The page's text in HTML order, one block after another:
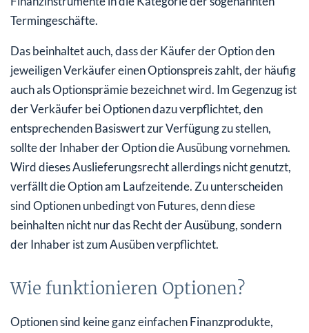
Termingeschäfte.
Das beinhaltet auch, dass der Käufer der Option den
jeweiligen Verkäufer einen Optionspreis zahlt, der häufig
auch als Optionsprämie bezeichnet wird. Im Gegenzug ist
der Verkäufer bei Optionen dazu verpflichtet, den
entsprechenden Basiswert zur Verfügung zu stellen,
sollte der Inhaber der Option die Ausübung vornehmen.
Wird dieses Auslieferungsrecht allerdings nicht genutzt,
verfällt die Option am Laufzeitende. Zu unterscheiden
sind Optionen unbedingt von Futures, denn diese
beinhalten nicht nur das Recht der Ausübung, sondern
der Inhaber ist zum Ausüben verpflichtet.
Wie funktionieren Optionen?
Optionen sind keine ganz einfachen Finanzprodukte,